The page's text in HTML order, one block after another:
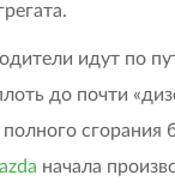
идут по
до почти
сгорания
начала